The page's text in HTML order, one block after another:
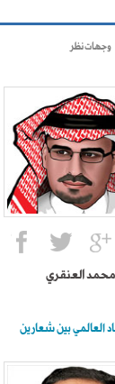
وجهات نظر
محمد العنقري
العالمي بين شعارين